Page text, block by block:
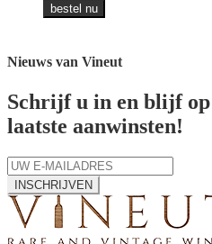
bestel nu
Nieuws van Vineut
Schrijf u in en blijf op
laatste aanwinsten!
INSCHRIJVEN